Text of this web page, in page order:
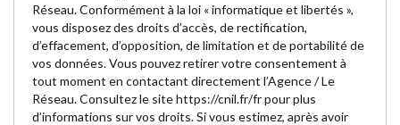
Réseau. Conformément à la loi « informatique et libertés »,
vous disposez des droits d’accès, de rectification,
d’effacement, d’opposition, de limitation et de portabilité de
vos données. Vous pouvez retirer votre consentement à
tout moment en contactant directement l’Agence / Le
Réseau. Consultez le sitehttps://cnil.fr/frpour plus
d’informations sur vos droits. Si vous estimez, après avoir